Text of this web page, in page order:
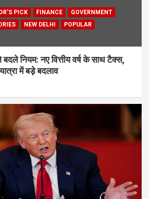
PICK FINANCE
GOVERNMENT
NEW DELHI
POPULAR
नियम: नए वित्तीय वर्ष के साथ टैक्स,
में बड़े बदलाव